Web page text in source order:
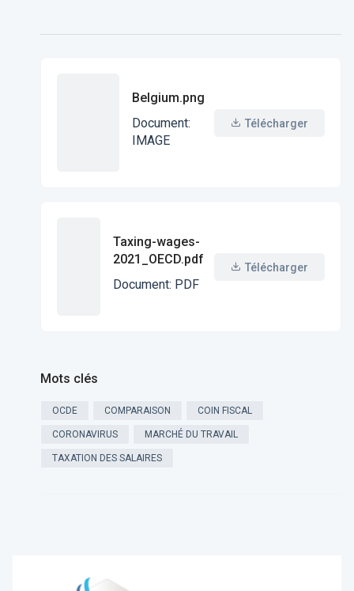
Belgium.png
Document:
IMAGE
Télécharger
Taxing-wages-
2021_OECD.pdf
Document: PDF
Télécharger
Mots clés
OCDE COMPARAISON COIN FISCAL
CORONAVIRUS MARCHÉ DU TRAVAIL
TAXATION DES SALAIRES